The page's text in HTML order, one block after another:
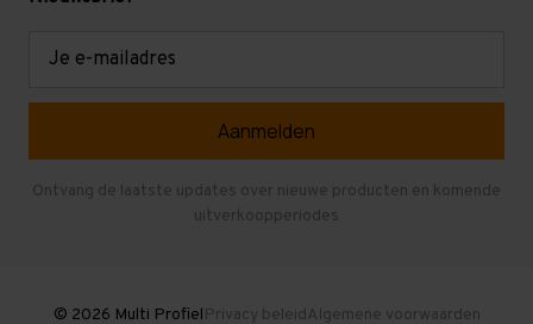
Gebruikte entresolvloeren
Ontvang de laatste updates over nieuwe producten en komende
uitverkoopperiodes
© 2026 Multi ProfielPrivacy beleidAlgemene voorwaarden